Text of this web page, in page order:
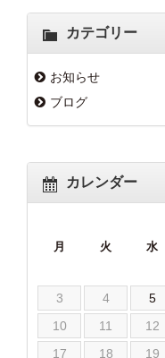
カテゴリー
お知らせ
ブログ
カレンダー
月 火 水
3
4 5
10
11 12
17
18 19